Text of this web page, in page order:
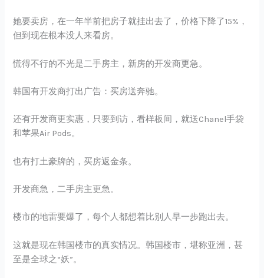
她要卖房，在一年半前把房子就挂出去了，价格下降了15%，
但到现在根本没人来看房。
慌得不行的不光是二手房主，新房的开发商更急。
韩国有开发商打出广告：买房送奔驰。
还有开发商更实惠，只要到访，看样板间，就送Chanel手袋
和苹果Air Pods。
也有打土豪牌的，买房返金条。
开发商急，二手房主更急。
楼市的地雷要爆了，每个人都想着比别人早一步跑出去。
这就是现在韩国楼市的真实情况。韩国楼市，堪称亚洲，甚
至是全球之“妖”。